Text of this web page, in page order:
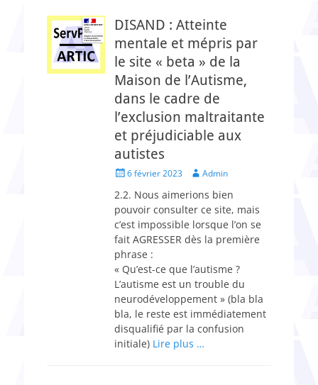
DISAND : Atteinte
mentale et mépris par
le site « beta » de la
Maison de l’Autisme,
dans le cadre de
l’exclusion maltraitante
et préjudiciable aux
autistes
Posted6 février 2023 Author
Admin
2.2. Nous aimerions bien
pouvoir consulter ce site, mais
c’est impossible lorsque l’on se
fait AGRESSER dès la première
phrase :
« Qu’est-ce que l’autisme ?
L’autisme est un trouble du
neurodéveloppement » (bla bla
bla, le reste est immédiatement
disqualifié par la confusion
initiale) Lire plus …